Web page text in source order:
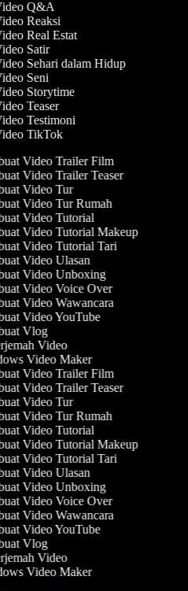
Q&A
Reaksi
Real Estat
Satir
Sehari dalam Hidup
Seni
Storytime
Teaser
Testimoni
TikTok
Video Trailer Film
Video Trailer Teaser
Video Tur
Video Tur Rumah
Video Tutorial
Video Tutorial Makeup
Video Tutorial Tari
Video Ulasan
Video Unboxing
Video Voice Over
Video Wawancara
Video YouTube
Vlog
Video
Video Maker
Video Trailer Film
Video Trailer Teaser
Video Tur
Video Tur Rumah
Video Tutorial
Video Tutorial Makeup
Video Tutorial Tari
Video Ulasan
Video Unboxing
Video Voice Over
Video Wawancara
Video YouTube
Vlog
Video
Video Maker